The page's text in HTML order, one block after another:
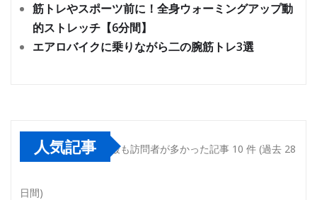
筋トレやスポーツ前に！全身ウォーミングアップ動
的ストレッチ【6分間】
エアロバイクに乗りながら二の腕筋トレ3選
人気記事 最も訪問者が多かった記事 10 件 (過去 28
日間)